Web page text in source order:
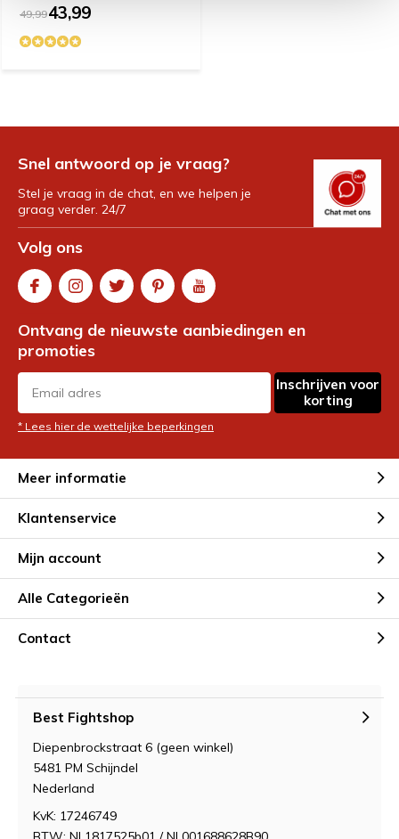
49,9943,99
Snel antwoord op je vraag?
Stel je vraag in de chat, en we helpen je
graag verder. 24/7
Volg ons
Ontvang de nieuwste aanbiedingen en
promoties
Inschrijven voor
korting
* Lees hier de wettelijke beperkingen
Meer informatie
Klantenservice
Mijn account
Alle Categorieën
Contact
Best Fightshop
Diepenbrockstraat 6 (geen winkel)
5481 PM Schijndel
Nederland
KvK: 17246749